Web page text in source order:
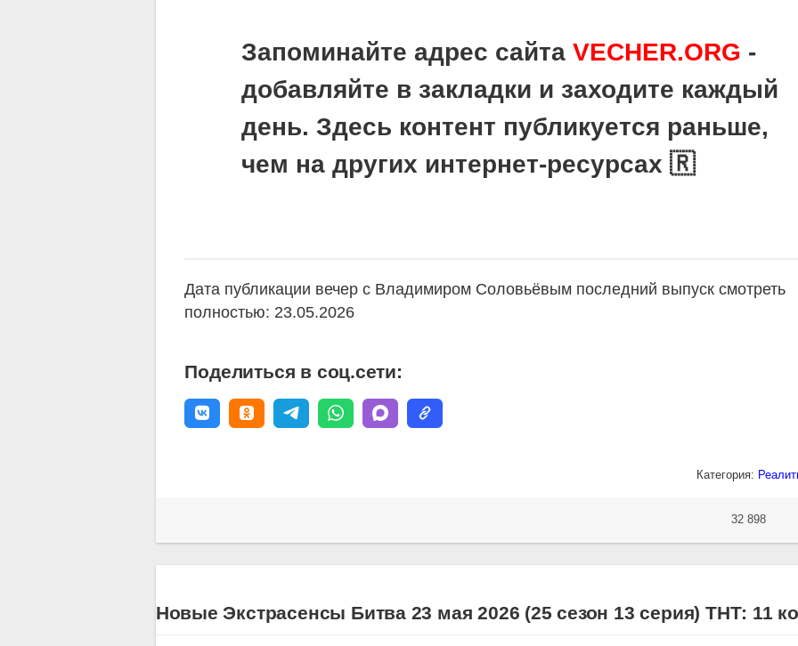
Запоминайте адрес сайтаVECHER.ORG -
добавляйте в закладки и заходите каждый
день. Здесь контент публикуется раньше,
чем на других интернет-ресурсах 🇷
Дата публикации вечер с Владимиром Соловьёвым последний выпуск смотреть
полностью: 23.05.2026
Поделиться в соц.сети:
Категория:
32 898
Новые Экстрасенсы Битва 23 мая 2026 (25 сезон 13 серия) ТНТ: 11